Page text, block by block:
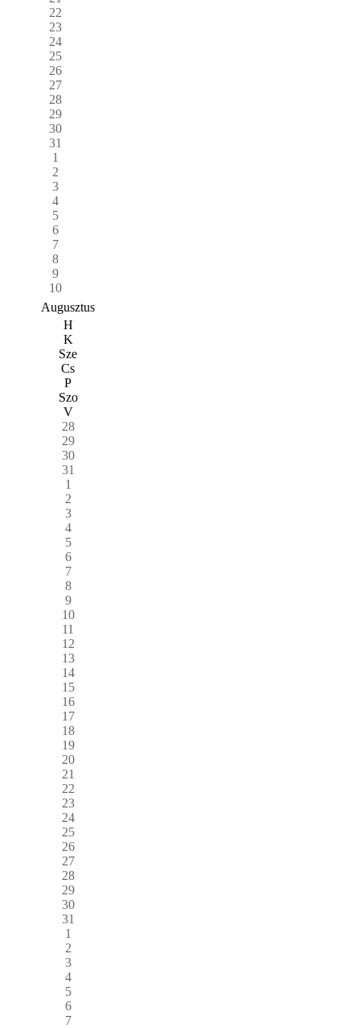
22
23
24
25
26
27
28
29
30
31
1
2
3
4
5
6
7
8
9
10
Augusztus
H
K
Sze
Cs
P
Szo
V
28
29
30
31
1
2
3
4
5
6
7
8
9
10
11
12
13
14
15
16
17
18
19
20
21
22
23
24
25
26
27
28
29
30
31
1
2
3
4
5
6
7